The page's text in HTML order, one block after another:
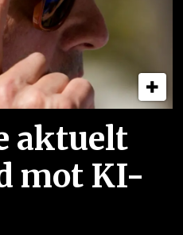
aktuelt
mot KI-